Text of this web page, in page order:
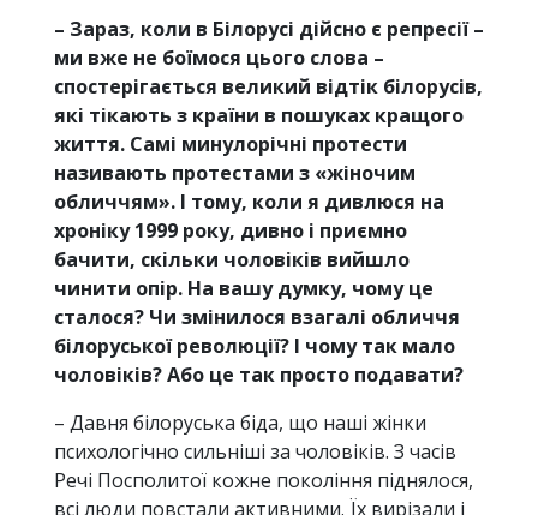
– Зараз, коли в Білорусі дійсно є репресії –
ми вже не боїмося цього слова –
спостерігається великий відтік білорусів,
які тікають з країни в пошуках кращого
життя. Самі минулорічні протести
називають протестами з «жіночим
обличчям». І тому, коли я дивлюся на
хроніку 1999 року, дивно і приємно
бачити, скільки чоловіків вийшло
чинити опір. На вашу думку, чому це
сталося? Чи змінилося взагалі обличчя
білоруської революції? І чому так мало
чоловіків? Або це так просто подавати?
– Давня білоруська біда, що наші жінки
психологічно сильніші за чоловіків. З часів
Речі Посполитої кожне покоління піднялося,
всі люди повстали активними. Їх вирізали і